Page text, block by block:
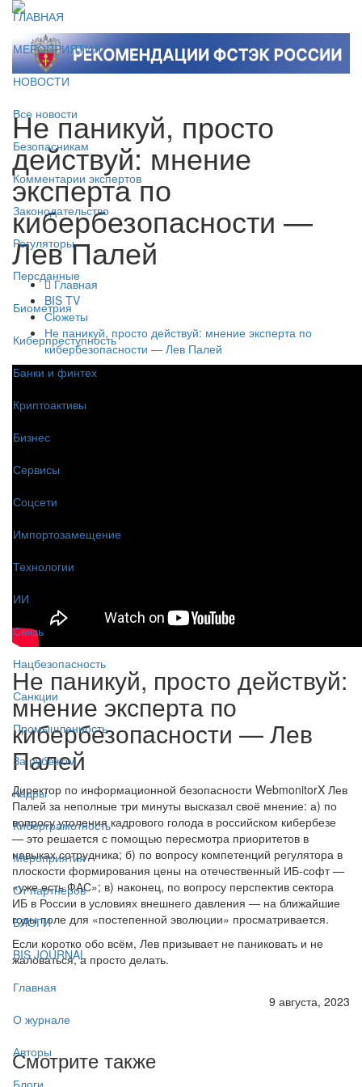
ГЛАВНАЯ
МЕРОПРИЯТИЯ
НОВОСТИ
Все новости
Безопасникам
Комментарии экспертов
Законодательство
Регуляторы
Персданные
Биометрия
Киберпреступность
Банки и финтех
Криптоактивы
Бизнес
Сервисы
Соцсети
Импортозамещение
Технологии
ИИ
Связь
Нацбезопасность
Санкции
Промышленность
За рубежом
Кадры
Киберграмотность
Мероприятия
От партнёров
БЛОГИ
BIS JOURNAL
Главная
О журнале
Авторы
Блоги
Не паникуй, просто
действуй: мнение
эксперта по
кибербезопасности —
Лев Палей
Главная
BIS TV
Сюжеты
Не паникуй, просто действуй: мнение эксперта по
кибербезопасности — Лев Палей
Не паникуй, просто действуй:
мнение эксперта по
кибербезопасности — Лев
Палей
Директор по информационной безопасности WebmonitorX Лев
Палей за неполные три минуты высказал своё мнение: а) по
вопросу утоления кадрового голода в российском кибербезе
— это решается с помощью пересмотра приоритетов в
навыках сотрудника; б) по вопросу компетенций регулятора в
плоскости формирования цены на отечественный ИБ-софт —
«уже есть ФАС»; в) наконец, по вопросу перспектив сектора
ИБ в России в условиях внешнего давления — на ближайшие
годы поле для «постепенной эволюции» просматривается.
Если коротко обо всём, Лев призывает не паниковать и не
жаловаться, а просто делать.
9 августа, 2023
Смотрите также